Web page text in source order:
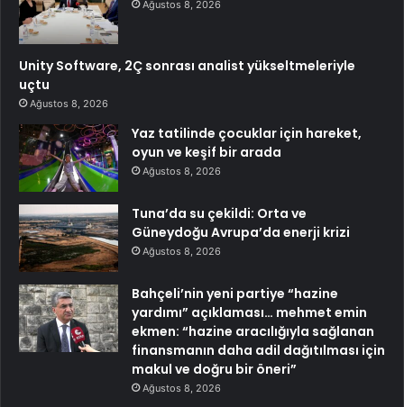
Ağustos 8, 2026
Unity Software, 2Ç sonrası analist yükseltmeleriyle
uçtu
Ağustos 8, 2026
Yaz tatilinde çocuklar için hareket,
oyun ve keşif bir arada
Ağustos 8, 2026
Tuna’da su çekildi: Orta ve
Güneydoğu Avrupa’da enerji krizi
Ağustos 8, 2026
Bahçeli’nin yeni partiye “hazine
yardımı” açıklaması… mehmet emin
ekmen: “hazine aracılığıyla sağlanan
finansmanın daha adil dağıtılması için
makul ve doğru bir öneri”
Ağustos 8, 2026